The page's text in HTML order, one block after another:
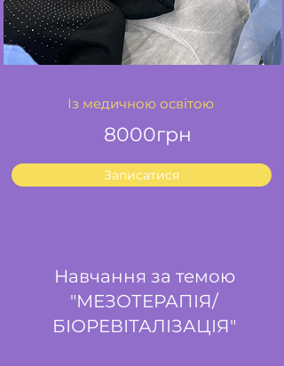
Із медичною освітою
8000грн
Записатися
Навчання за темою
"МЕЗОТЕРАПІЯ/
БІОРЕВІТАЛІЗАЦІЯ"